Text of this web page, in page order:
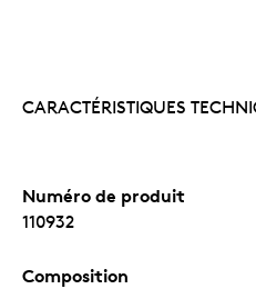
CARACTÉRISTIQUES
Numéro de produit
110932
Composition